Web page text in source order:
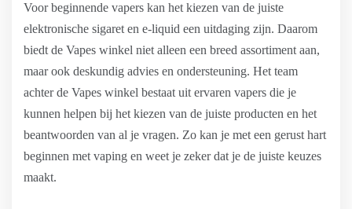
Voor beginnende vapers kan het kiezen van de juiste
elektronische sigaret en e-liquid een uitdaging zijn. Daarom
biedt de Vapes winkel niet alleen een breed assortiment aan,
maar ook deskundig advies en ondersteuning. Het team
achter de Vapes winkel bestaat uit ervaren vapers die je
kunnen helpen bij het kiezen van de juiste producten en het
beantwoorden van al je vragen. Zo kan je met een gerust hart
beginnen met vaping en weet je zeker dat je de juiste keuzes
maakt.